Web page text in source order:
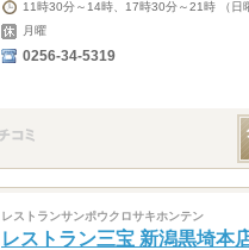
11時30分～14時、17時30分～21時 （日
月曜
0256-34-5319
レストランサンポウクロサキホンテン
レストラン三宝 新潟黒埼本